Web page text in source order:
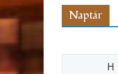
Naptár
H